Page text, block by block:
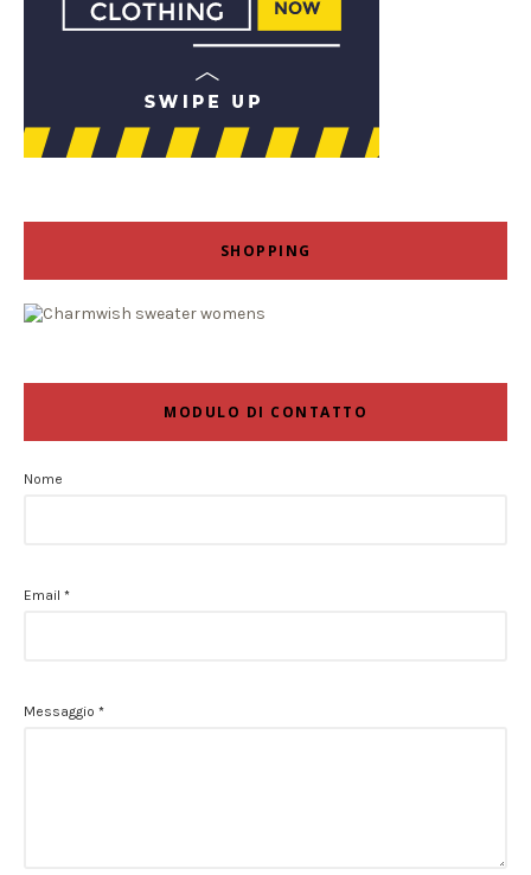
SHOPPING
MODULO DI CONTATTO
Nome
Email *
Messaggio *